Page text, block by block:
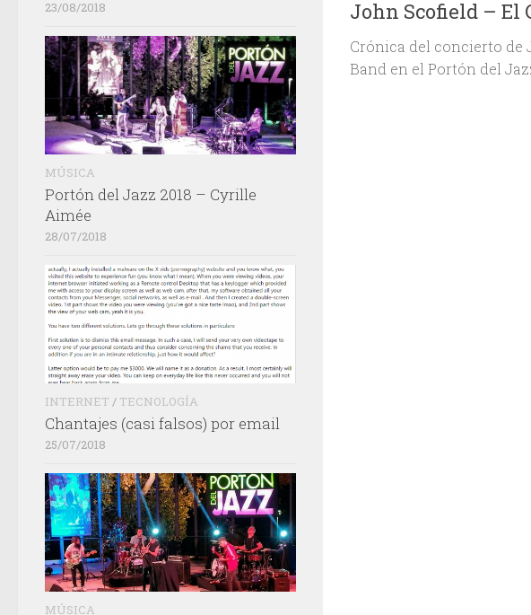
John Scofield – El
Crónica del concierto de
Band en el Portón del
23/08/2018
MÚSICA
Portón del Jazz 2018 – Cyrille
Aimée
28/07/2018
INTERNET / TECNOLOGÍA
Chantajes (casi falsos) por email
25/07/2018
MÚSICA